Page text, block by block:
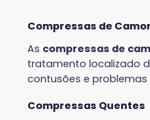
Compressas de
As compressas de
tratamento localizado
contusões e
Compressas Quentes